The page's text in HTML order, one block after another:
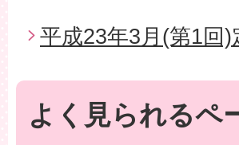
平成23年3月(第1回
よく見られるペ